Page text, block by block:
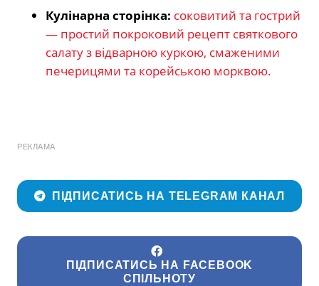
Кулінарна сторінка: соковитий та гострий
— простий покроковий рецепт святкового
салату з відварною куркою, смаженими
печерицями та корейською морквою.
РЕКЛАМА
ПІДПИСАТИСЬ НА TELEGRAM КАНАЛ
ПІДПИСАТИСЬ НА FACEBOOK
СПІЛЬНОТУ